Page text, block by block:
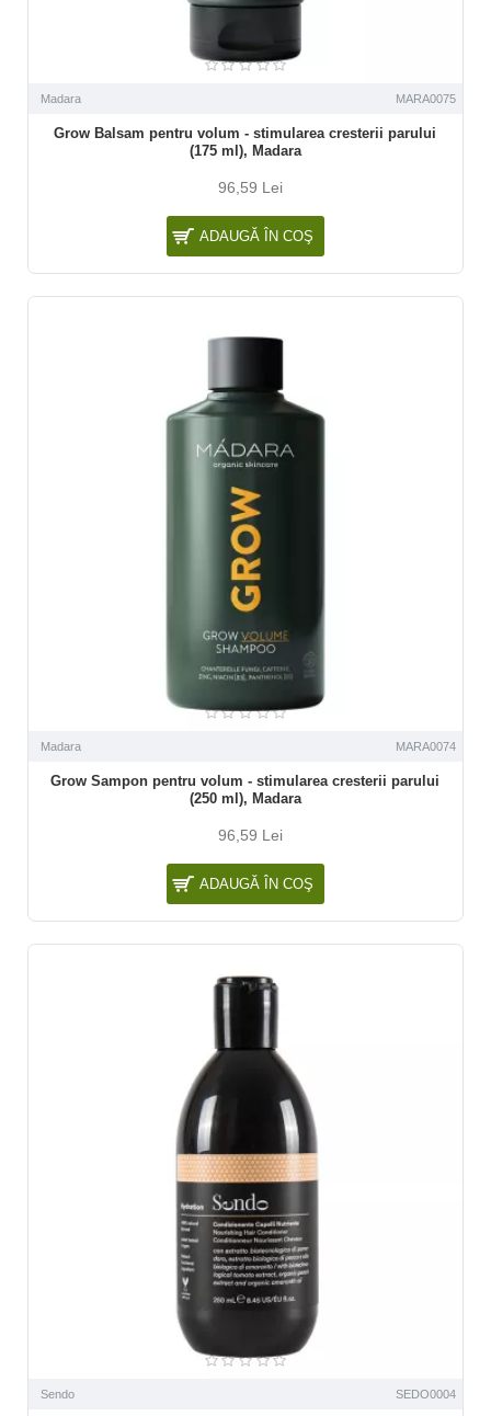
Madara MARA0075
Grow Balsam pentru volum - stimularea cresterii parului
(175 ml), Madara
96,59 Lei
ADAUGĂ ÎN COŞ
Madara MARA0074
Grow Sampon pentru volum - stimularea cresterii parului
(250 ml), Madara
96,59 Lei
ADAUGĂ ÎN COŞ
Sendo SEDO0004